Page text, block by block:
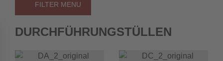
FILTER MENU
DURCHFÜHRUNGSTÜLLEN